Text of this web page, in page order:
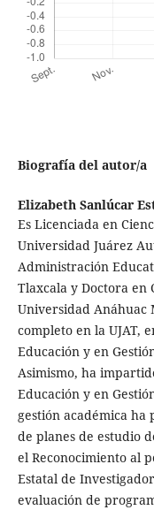
Biografía del autor/a
Elizabeth Sanlúcar
Es Licenciada en
Universidad Juárez
Administración
Tlaxcala y Doctora en
Universidad Anáhuac
completo en la UJAT,
Educación y en
Asimismo, ha
Educación y en
gestión académica
de planes de estudio
el Reconocimiento al
Estatal de
evaluación de